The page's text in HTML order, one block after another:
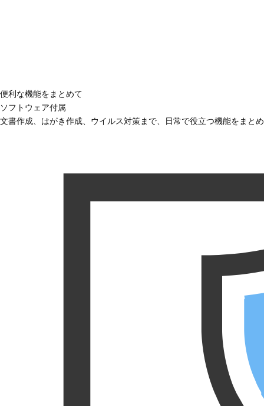
便利な機能をまとめて
ソフトウェア付属
文書作成、はがき作成、ウイルス対策まで、日常で役立つ機能をまと